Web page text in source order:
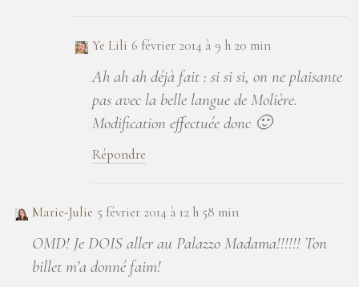
Ye Lili 6 février 2014 à 9 h 20 min
Ah ah ah déjà fait : si si si, on ne plaisante
pas avec la belle langue de Molière.
Modification effectuée donc 🙂
Répondre
Marie-Julie 5 février 2014 à 12 h 58 min
OMD! Je DOIS aller au Palazzo Madama!!!!!! Ton
billet m’a donné faim!